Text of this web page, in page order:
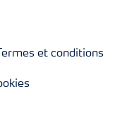
et conditions